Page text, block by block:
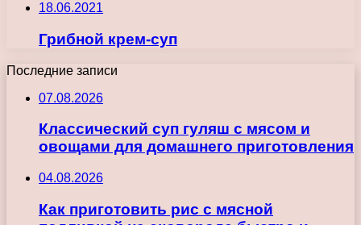
18.06.2021
Грибной крем-суп
Последние записи
07.08.2026
Классический суп гуляш с мясом и
овощами для домашнего приготовления
04.08.2026
Как приготовить рис с мясной